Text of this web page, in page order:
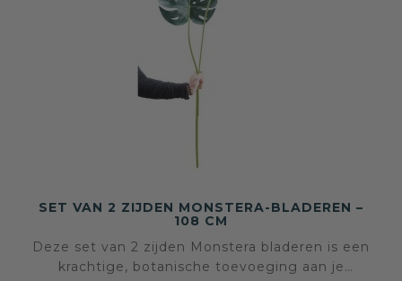
SET VAN 2 ZIJDEN MONSTERA-BLADEREN –
108 CM
Deze set van 2 zijden Monstera bladeren is een
krachtige, botanische toevoeging aan je